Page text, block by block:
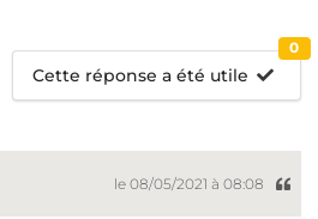
Cette réponse a été utile
0
le 08/05/2021 à 08:08